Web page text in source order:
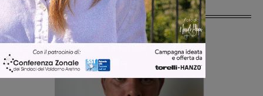
Ultime Notizie